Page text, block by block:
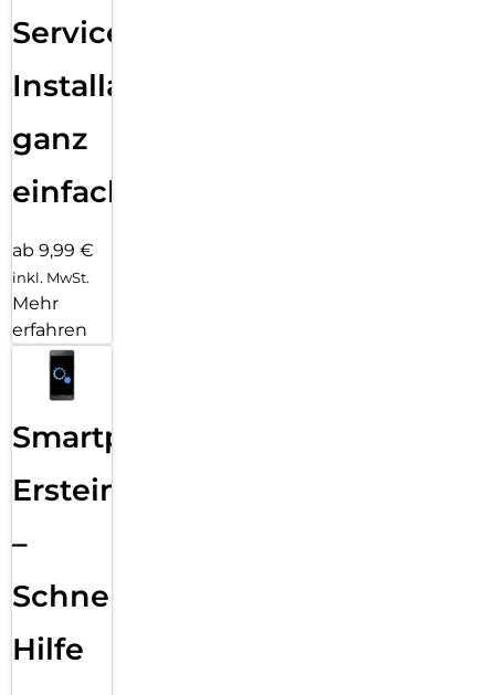
Services
Installation
ganz
einfach
ab 9,99 €
inkl. MwSt.
Mehr
erfahren
Smartphone
Ersteinrichtung
–
Schnelle
Hilfe